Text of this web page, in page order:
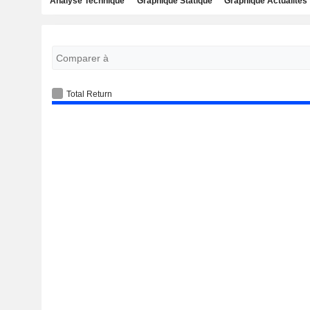
Total Return